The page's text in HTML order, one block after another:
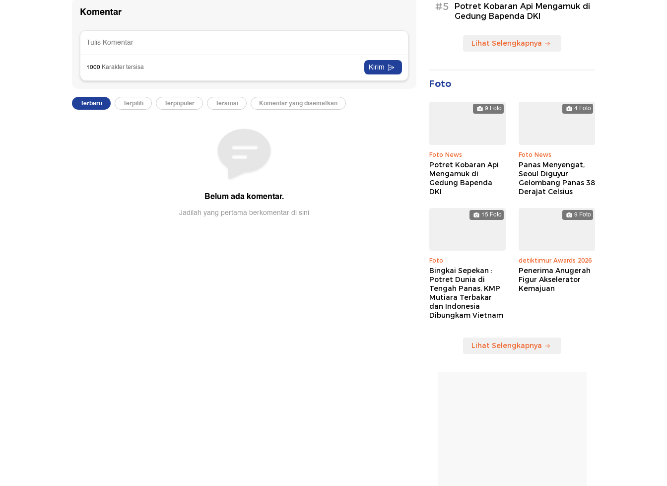
#5
Potret Kobaran Api Mengamuk di
Gedung Bapenda DKI
Lihat Selengkapnya
Foto
9 Foto
Foto News
Potret Kobaran Api
Mengamuk di
Gedung Bapenda
DKI
4 Foto
Foto News
Panas Menyengat,
Seoul Diguyur
Gelombang Panas 38
Derajat Celsius
15 Foto
Foto
Bingkai Sepekan :
Potret Dunia di
Tengah Panas, KMP
Mutiara Terbakar
dan Indonesia
Dibungkam Vietnam
9 Foto
detiktimur Awards 2026
Penerima Anugerah
Figur Akselerator
Kemajuan
Lihat Selengkapnya